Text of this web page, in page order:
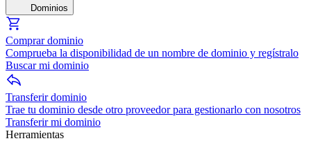
Dominios
Comprar dominio
Comprueba la disponibilidad de un nombre de dominio y regístralo
Buscar mi dominio
Transferir dominio
Trae tu dominio desde otro proveedor para gestionarlo con nosotros
Transferir mi dominio
Herramientas